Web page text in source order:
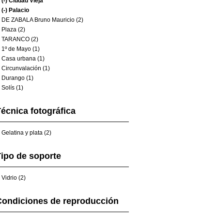
(-) Palacio
DE ZABALA Bruno Mauricio (2)
Plaza (2)
TARANCO (2)
1º de Mayo (1)
Casa urbana (1)
Circunvalación (1)
Durango (1)
Solís (1)
fotográfica
Gelatina y plata (2)
de soporte
Vidrio (2)
de reproducción